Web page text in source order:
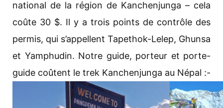
national de la région de Kanchenjunga – cela
coûte 30 $. Il y a trois points de contrôle des
permis, qui s’appellent Tapethok-Lelep, Ghunsa
et Yamphudin. Notre guide, porteur et porte-
guide coûtent le trek Kanchenjunga au Népal :-